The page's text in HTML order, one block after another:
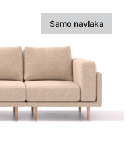
Samo navlaka